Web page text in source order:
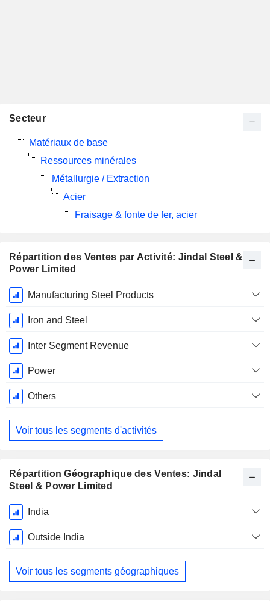
Répartition des Ventes par Activité: Jindal Steel &
Power Limited
Période
Fiscale:
Mars
Manufacturing Steel Products
Iron and Steel
Inter Segment Revenue
Power
Others
Voir tous les segments d'activités
Répartition Géographique des Ventes: Jindal
Steel & Power Limited
Période
Fiscale:
Mars
India
Outside India
Voir tous les segments géographiques
Secteur
Matériaux de base
Ressources minérales
Métallurgie / Extraction
Acier
Fraisage & fonte de fer, acier